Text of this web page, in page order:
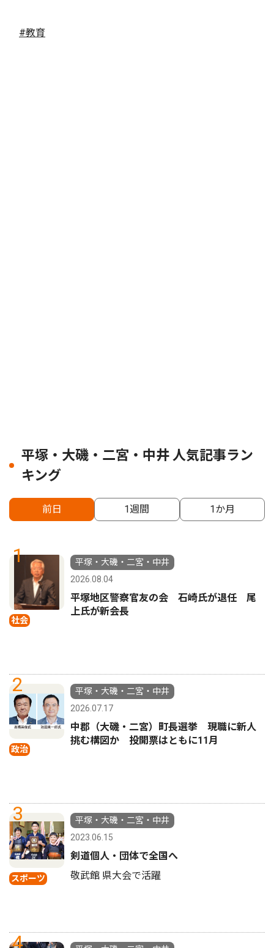
#教育
平塚・大磯・二宮・中井 人気記事ラン
キング
前日 1週間 1か月
1
社会
平塚・大磯・二宮・中井
2026.08.04
平塚地区警察官友の会 石崎氏が退任 尾
上氏が新会長
2
政治
平塚・大磯・二宮・中井
2026.07.17
中郡（大磯・二宮）町長選挙 現職に新人
挑む構図か 投開票はともに11月
3
スポーツ
平塚・大磯・二宮・中井
2023.06.15
剣道個人・団体で全国へ
敬武館 県大会で活躍
4